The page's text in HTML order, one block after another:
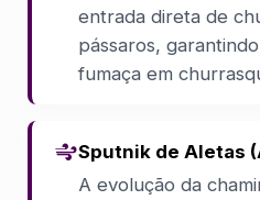
entrada direta de
pássaros,
fumaça em
Sputnik de Aletas
A evolução da